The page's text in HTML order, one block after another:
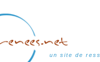
un site de